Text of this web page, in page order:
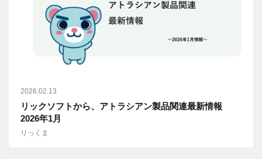
2026.02.13
リックソフトから、アトラシアン製品関連最新情報
2026年1月
りっくま